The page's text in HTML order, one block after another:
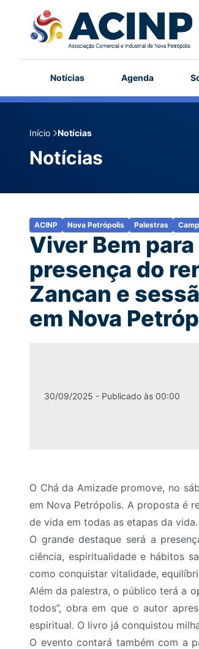
Notícias Agenda
Início Notícias
Notícias
ACINP Nova Petrópolis Palestras
Viver Bem
presença do
Zancan e
em Nova
30/09/2025 - Publicado às 00:00
O Chá da Amizade promove, no
em Nova Petrópolis. A proposta é
de vida em todas as etapas da vida.
O grande destaque será a
ciência, espiritualidade e hábitos
como conquistar vitalidade,
Além da palestra, o público terá a
todos”, obra em que o autor
espiritual. O livro já conquistou
O evento contará também com a